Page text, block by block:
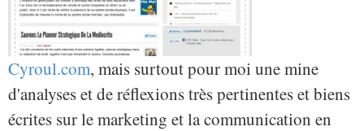
Cyroul.com, mais surtout pour moi une mine
d'analyses et de réflexions très pertinentes et biens
écrites sur le marketing et la communication en